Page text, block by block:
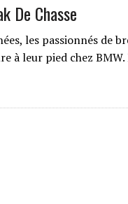
De Chasse
les passionnés de
à leur pied chez BMW.